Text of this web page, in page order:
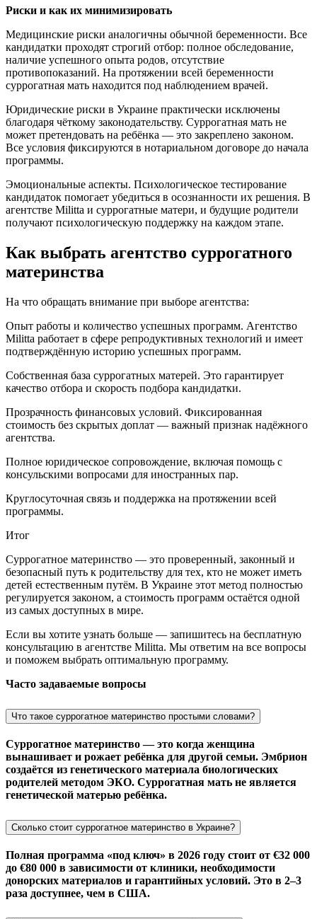
Риски и как их минимизировать
Медицинские риски аналогичны обычной беременности. Все
кандидатки проходят строгий отбор: полное обследование,
наличие успешного опыта родов, отсутствие
противопоказаний. На протяжении всей беременности
суррогатная мать находится под наблюдением врачей.
Юридические риски в Украине практически исключены
благодаря чёткому законодательству. Суррогатная мать не
может претендовать на ребёнка — это закреплено законом.
Все условия фиксируются в нотариальном договоре до начала
программы.
Эмоциональные аспекты. Психологическое тестирование
кандидаток помогает убедиться в осознанности их решения. В
агентстве Militta и суррогатные матери, и будущие родители
получают психологическую поддержку на каждом этапе.
Как выбрать агентство суррогатного
материнства
На что обращать внимание при выборе агентства:
Опыт работы и количество успешных программ. Агентство
Militta работает в сфере репродуктивных технологий и имеет
подтверждённую историю успешных программ.
Собственная база суррогатных матерей. Это гарантирует
качество отбора и скорость подбора кандидатки.
Прозрачность финансовых условий. Фиксированная
стоимость без скрытых доплат — важный признак надёжного
агентства.
Полное юридическое сопровождение, включая помощь с
консульскими вопросами для иностранных пар.
Круглосуточная связь и поддержка на протяжении всей
программы.
Итог
Суррогатное материнство — это проверенный, законный и
безопасный путь к родительству для тех, кто не может иметь
детей естественным путём. В Украине этот метод полностью
регулируется законом, а стоимость программ остаётся одной
из самых доступных в мире.
Если вы хотите узнать больше — запишитесь на бесплатную
консультацию в агентстве Militta. Мы ответим на все вопросы
и поможем выбрать оптимальную программу.
Часто задаваемые вопросы
Что такое суррогатное материнство простыми словами?
Суррогатное материнство — это когда женщина
вынашивает и рожает ребёнка для другой семьи. Эмбрион
создаётся из генетического материала биологических
родителей методом ЭКО. Суррогатная мать не является
генетической матерью ребёнка.
Сколько стоит суррогатное материнство в Украине?
Полная программа «под ключ» в 2026 году стоит от €32 000
до €80 000 в зависимости от клиники, необходимости
донорских материалов и гарантийных условий. Это в 2–3
раза доступнее, чем в США.